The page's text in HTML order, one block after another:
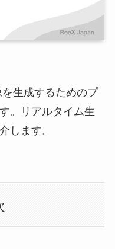
生成するためのプ
。リアルタイム生
します。